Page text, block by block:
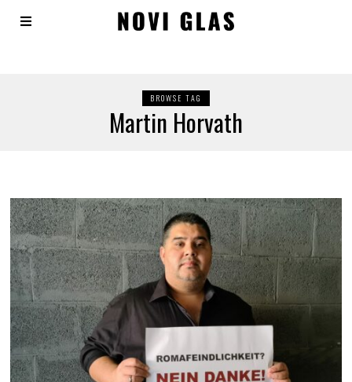
BROWSE TAG
Martin Horvath